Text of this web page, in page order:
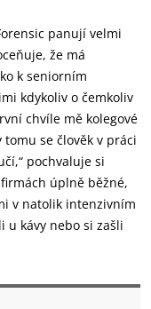
panují velmi
že má
k seniorním
kdykoliv o čemkoliv
chvíle mě kolegové
se člověk v práci
pochvaluje si
úplně běžné,
v natolik intenzivním
u kávy nebo si zašli